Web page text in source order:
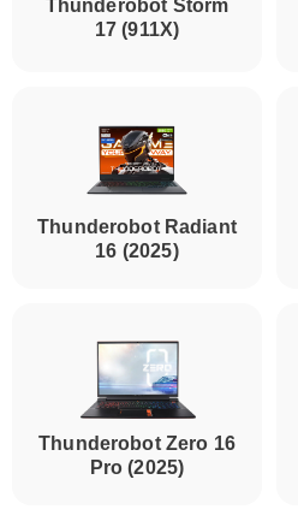
Thunderobot Storm
17 (911X)
Thunderobot Radiant
16 (2025)
Thunderobot Zero 16
Pro (2025)